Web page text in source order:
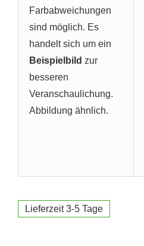
Farbabweichungen
sind möglich. Es
handelt sich um ein
Beispielbild zur
besseren
Veranschaulichung.
Abbildung ähnlich.
Lieferzeit 3-5 Tage